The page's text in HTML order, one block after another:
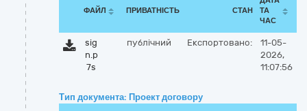
ФАЙЛ ПРИВАТНІСТЬ СТАН
ТА
ЧАС
sig
n.p
7s
публічний Експортовано:
11-05-
2026,
11:07:56
Тип документа: Проект договору